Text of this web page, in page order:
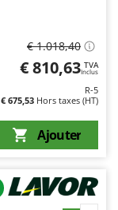
€ 1.018,40
€ 810,63 TVA
Inclus
R-5
€ 675,53 Hors taxes (HT)
Ajouter